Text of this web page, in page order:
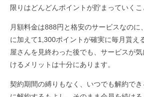
限りはどんどんポイントが貯まっていくこ
月額料金は888円と格安のサービスなのに
に加えて1,300ポイントが確実に毎月貰え
屋さんを見終わった後でも、サービスが
けるメリットは十分にあります。
契約期間の縛りもなく、いつでも解約で